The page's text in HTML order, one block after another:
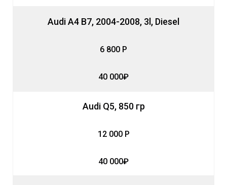
Audi A4 B7, 2004-2008, 3l, Diesel
6 800 Р
40 000₽
Audi Q5, 850 гр
12 000 Р
40 000₽